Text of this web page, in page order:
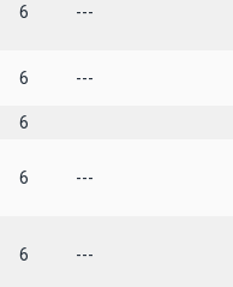
6 ---
6 ---
6
6 ---
6 ---